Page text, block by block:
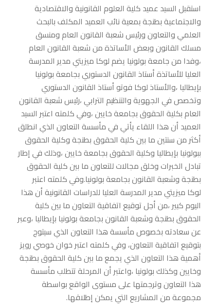
استقبل السيد عميد كلية العلوم القانونية والاقتصادية
والاجتماعية بطنجة بمعية نائب العميد المكلف بالبحث
العلمي والتعاون ورئيس شعبة القانون العام ومنسق
مسلك القانون وبعض الأساتذة من شعبة القانون العام
،وفدا من جامعة بولونيا يضم لوكا ميزيتي مدير المدرسة
العليا للأساتذة أستاذ القانون الدستوري بجامعة بولونيا
بإيطاليا ،والأستاذ لوكا فوتو أستاذ القانون الدستوري
وتخصص في الجهوية والتنظيم الترابي ،رئيس شعبة القانون
العام بكلية الحقوق بجامعة خايين ،وفي كلمته اعتبر السيد
العميد أن هذا اللقاء يأتي في مأسسة التعاون الذي انطلق
أكثر من سنتين ما بين كلية الحقوق بطنجة وكلية الحقوق
ببولونيا بإيطاليا وكلية الحقوق بجامعة خايين ،وذلك في إطار
تبادل الخبرات وخلق مجالات للتعاون ما بين كلية الحقوق
بطنجة وشعبة القانون بجامعة بولونيا.وفي كلمته اعتبر
لوكا ميزيتي مدير المدرسة العليا للدراسات القانونية أن هذا
اليوم كبير ،من أجل توقيع اتفاقية التعاون ما بين كلية
الحقوق بطنجة وشعبة القانون بجامعة بولونيا بإيطاليا ،وعبر
عن سعادته بخصوص مأسسة هذا التعاون الذي سيتوج
بتوقيع اتفاقية التعاون، وفي كلمته اعتبر خوان خوصي رويز
أهمية هذا التعاون الذي يجمع ما بين كلية الحقوق بطنجة
وخايين وكذلك بولونيا ،واعتبر أن المرحلة تتطلب مأسسة
هذا التعاون وترجمتها على مستوى الواقع بواسطة
مجموعة من المشاريع التي يمكن إطلاقها.